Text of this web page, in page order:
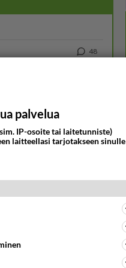
48
46
palvelua
IP-osoite tai laitetunniste)
laitteellasi tarjotakseen sinulle